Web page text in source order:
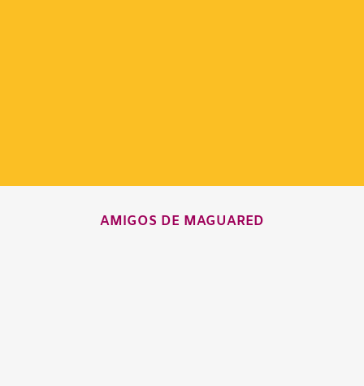
AMIGOS DE MAGUARED